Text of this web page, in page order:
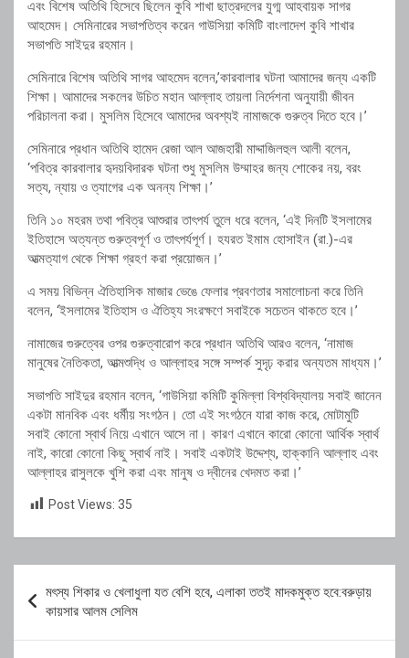
এবং বিশেষ অতিথি হিসেবে ছিলেন কুবি শাখা ছাত্রদলের যুগ্ম আহবায়ক সাগর
আহমেদ। সেমিনারের সভাপতিত্ব করেন গাউসিয়া কমিটি বাংলাদেশ কুবি শাখার
সভাপতি সাইদুর রহমান।
সেমিনারে বিশেষ অতিথি সাগর আহমেদ বলেন,’কারবালার ঘটনা আমাদের জন্য একটি
শিক্ষা। আমাদের সকলের উচিত মহান আল্লাহ তায়লা নির্দেশনা অনুযায়ী জীবন
পরিচালনা করা। মুসলিম হিসেবে আমাদের অবশ্যই নামাজকে গুরুত্ব দিতে হবে।’
সেমিনারে প্রধান অতিথি হামেদ রেজা আল আজহারী মাদ্দাজিলহুল আলী বলেন,
‘পবিত্র কারবালার হৃদয়বিদারক ঘটনা শুধু মুসলিম উম্মাহর জন্য শোকের নয়, বরং
সত্য, ন্যায় ও ত্যাগের এক অনন্য শিক্ষা।’
তিনি ১০ মহরম তথা পবিত্র আশুরার তাৎপর্য তুলে ধরে বলেন, ‘এই দিনটি ইসলামের
ইতিহাসে অত্যন্ত গুরুত্বপূর্ণ ও তাৎপর্যপূর্ণ। হযরত ইমাম হোসাইন (রা.)-এর
আত্মত্যাগ থেকে শিক্ষা গ্রহণ করা প্রয়োজন।’
এ সময় বিভিন্ন ঐতিহাসিক মাজার ভেঙে ফেলার প্রবণতার সমালোচনা করে তিনি
বলেন, ‘ইসলামের ইতিহাস ও ঐতিহ্য সংরক্ষণে সবাইকে সচেতন থাকতে হবে।’
নামাজের গুরুত্বের ওপর গুরুত্বারোপ করে প্রধান অতিথি আরও বলেন, ‘নামাজ
মানুষের নৈতিকতা, আত্মশুদ্ধি ও আল্লাহর সঙ্গে সম্পর্ক সুদৃঢ় করার অন্যতম মাধ্যম।’
সভাপতি সাইদুর রহমান বলেন, ‘গাউসিয়া কমিটি কুমিল্লা বিশ্ববিদ্যালয় সবাই জানেন
একটা মানবিক এবং ধর্মীয় সংগঠন। তো এই সংগঠনে যারা কাজ করে, মোটামুটি
সবাই কোনো স্বার্থ নিয়ে এখানে আসে না। কারণ এখানে কারো কোনো আর্থিক স্বার্থ
নাই, কারো কোনো কিছু স্বার্থ নাই। সবাই একটাই উদ্দেশ্য, হাক্কানি আল্লাহ এবং
আল্লাহর রাসুলকে খুশি করা এবং মানুষ ও দ্বীনের খেদমত করা।’
Post Views: 35
navigation
মৎস্য শিকার ও খেলাধুলা যত বেশি হবে, এলাকা ততই মাদকমুক্ত হবে:বরুড়ায়
কায়সার আলম সেলিম